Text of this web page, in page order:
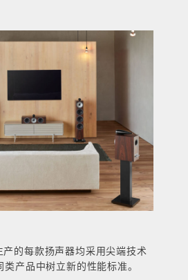
产的每款扬声器均采用尖端技术
产品中树立新的性能标准。